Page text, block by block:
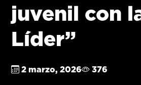
juvenil con
Líder”
2 marzo, 2026 376